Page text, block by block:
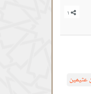
عثيمين